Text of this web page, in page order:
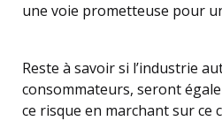
une voie prometteuse pour
Reste à savoir si l’industrie
consommateurs, seront
ce risque en marchant sur ce